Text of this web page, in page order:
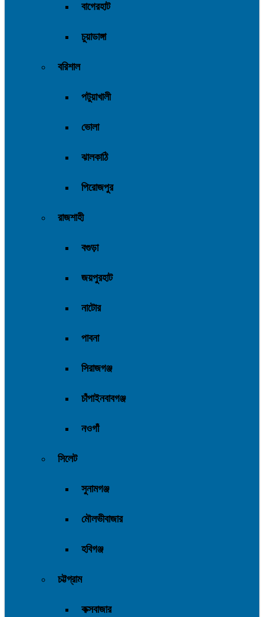
বাগেরহাট
চুয়াডাঙ্গা
বরিশাল
পটুয়াখালী
ভোলা
ঝালকাঠি
পিরোজপুর
রাজশাহী
বগুড়া
জয়পুরহাট
নাটোর
পাবনা
সিরাজগঞ্জ
চাঁপাইনবাবগঞ্জ
নওগাঁ
সিলেট
সুনামগঞ্জ
মৌলভীবাজার
হবিগঞ্জ
চট্টগ্রাম
কক্সবাজার